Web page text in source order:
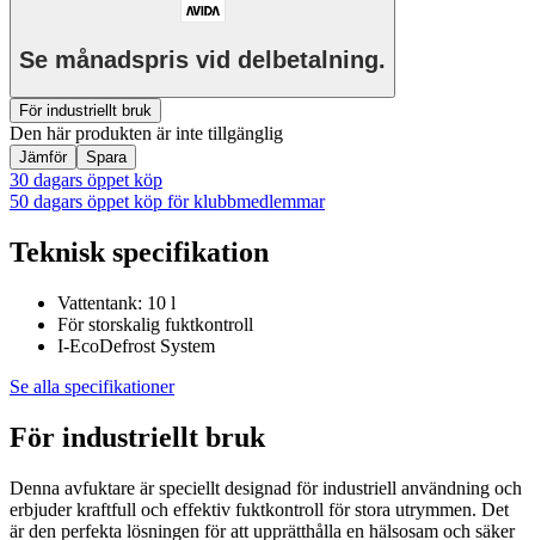
Se månadspris vid delbetalning.
För industriellt bruk
Den här produkten är inte tillgänglig
Jämför Spara
30 dagars öppet köp
50 dagars öppet köp för klubbmedlemmar
Teknisk specifikation
Vattentank: 10 l
För storskalig fuktkontroll
I-EcoDefrost System
Se alla specifikationer
För industriellt bruk
Denna avfuktare är speciellt designad för industriell användning och
erbjuder kraftfull och effektiv fuktkontroll för stora utrymmen. Det
är den perfekta lösningen för att upprätthålla en hälsosam och säker